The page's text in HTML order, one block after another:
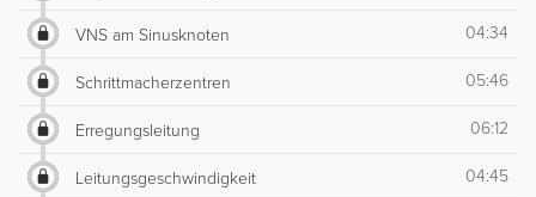
VNS am Sinusknoten 04:34
Schrittmacherzentren 05:46
Erregungsleitung 06:12
Leitungsgeschwindigkeit 04:45